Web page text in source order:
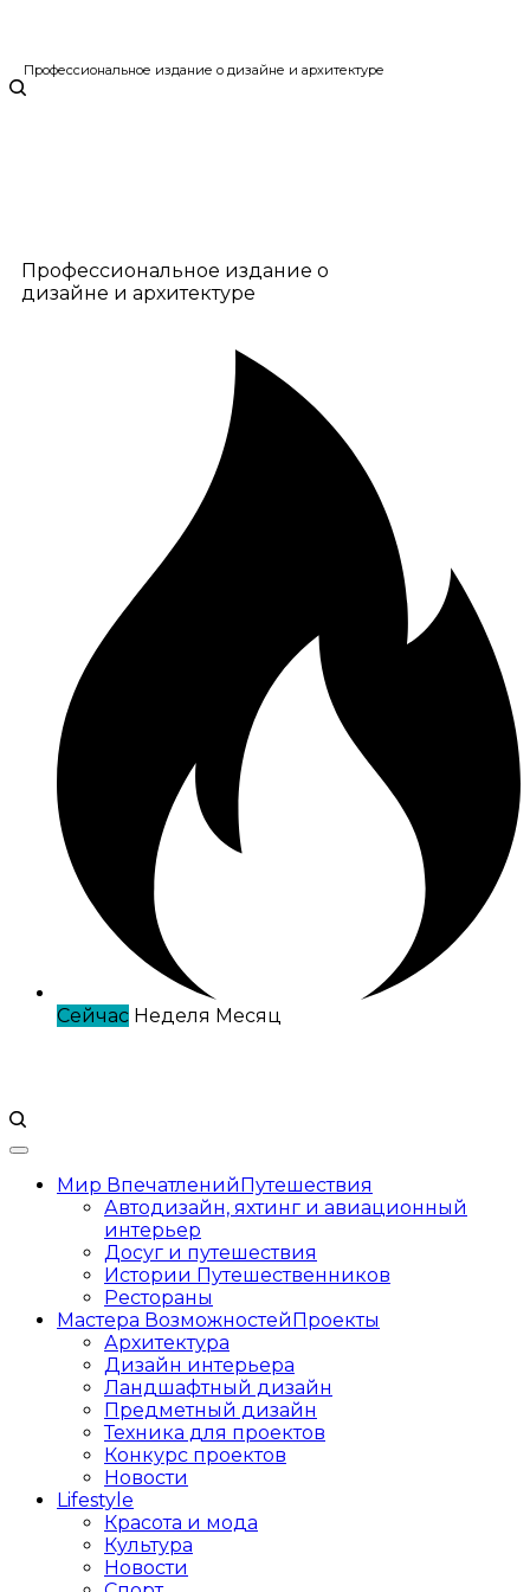
Профессиональное издание о дизайне и архитектуре
Профессиональное издание о
дизайне и архитектуре
Сейчас Неделя Месяц
Мир ВпечатленийПутешествия
Автодизайн, яхтинг и авиационный
интерьер
Досуг и путешествия
Истории Путешественников
Рестораны
Мастера ВозможностейПроекты
Архитектура
Дизайн интерьера
Ландшафтный дизайн
Предметный дизайн
Техника для проектов
Конкурс проектов
Новости
Lifestyle
Красота и мода
Культура
Новости